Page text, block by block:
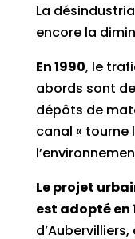
La
encore la
En 1990, le
abords sont
dépôts de
canal « tourne
Le projet
est adopté en